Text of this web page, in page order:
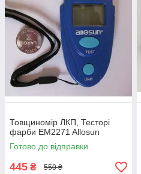
Товщиномір ЛКП, Тесторі
фарби EM2271 Allosun
Готово до відправки
445 ₴ 550 ₴